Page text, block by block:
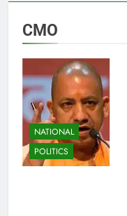
CMO
NATIONAL
POLITICS